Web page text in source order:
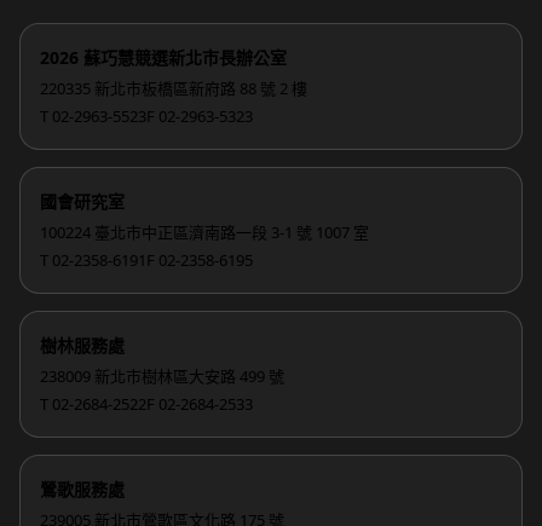
2026 蘇巧慧競選新北市長辦公室
220335 新北市板橋區新府路 88 號 2 樓
T 02-2963-5523F 02-2963-5323
國會研究室
100224 臺北市中正區濟南路一段 3-1 號 1007 室
T 02-2358-6191 F 02-2358-6195
樹林服務處
238009 新北市樹林區大安路 499 號
T 02-2684-2522F 02-2684-2533
鶯歌服務處
239005 新北市鶯歌區文化路 175 號